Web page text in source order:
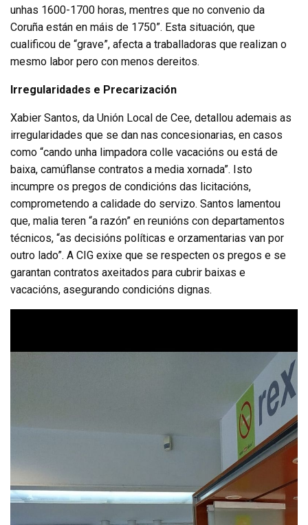
unhas 1600-1700 horas, mentres que no convenio da
Coruña están en máis de 1750”. Esta situación, que
cualificou de “grave”, afecta a traballadoras que realizan o
mesmo labor pero con menos dereitos.
Irregularidades e Precarización
Xabier Santos, da Unión Local de Cee, detallou ademais as
irregularidades que se dan nas concesionarias, en casos
como “cando unha limpadora colle vacacións ou está de
baixa, camúflanse contratos a media xornada”. Isto
incumpre os pregos de condicións das licitacións,
comprometendo a calidade do servizo. Santos lamentou
que, malia teren “a razón” en reunións con departamentos
técnicos, “as decisións políticas e orzamentarias van por
outro lado”. A CIG exixe que se respecten os pregos e se
garantan contratos axeitados para cubrir baixas e
vacacións, asegurando condicións dignas.